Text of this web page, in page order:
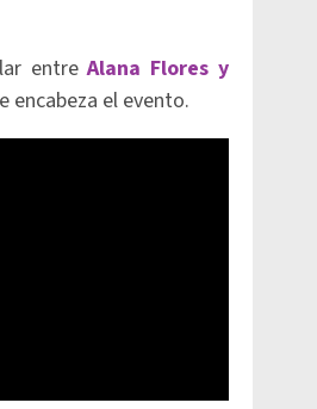
entreAlana Flores y
encabeza el evento.